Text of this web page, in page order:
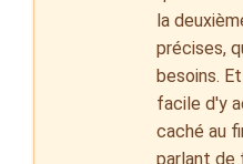
la
précises,
besoins.
facile d'y
caché au
parlant de